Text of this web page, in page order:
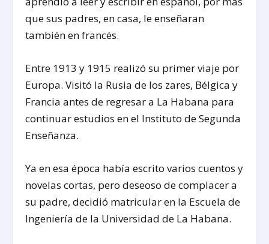
que sus padres, en casa, le enseñaran
también en francés.
Entre 1913 y 1915 realizó su primer viaje por
Europa. Visitó la Rusia de los zares, Bélgica y
Francia antes de regresar a La Habana para
continuar estudios en el Instituto de Segunda
Enseñanza.
Ya en esa época había escrito varios cuentos y
novelas cortas, pero deseoso de complacer a
su padre, decidió matricular en la Escuela de
Ingeniería de la Universidad de La Habana.